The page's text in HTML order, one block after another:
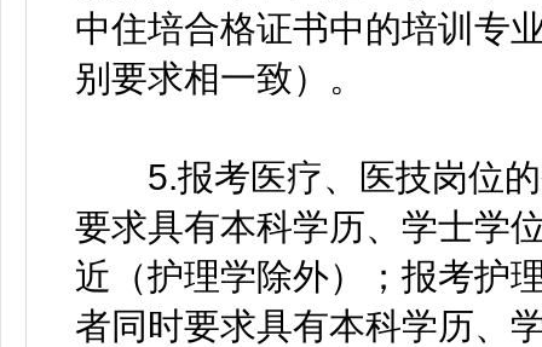
中住培合格证书中的培训专
别要求相一致）。
5.报考医疗、医技岗位的
要求具有本科学历、学士学
近（护理学除外）；报考护
者同时要求具有本科学历、